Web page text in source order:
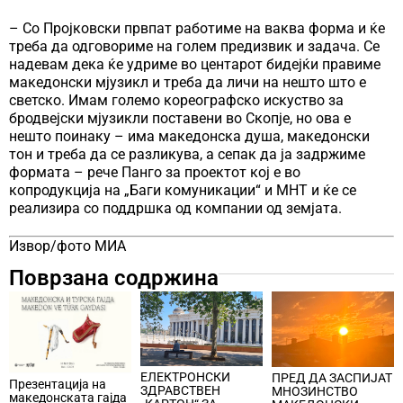
– Со Пројковски првпат работиме на ваква форма и ќе
треба да одговориме на голем предизвик и задача. Се
надевам дека ќе удриме во центарот бидејќи правиме
македонски мјузикл и треба да личи на нешто што е
светско. Имам големо кореографско искуство за
бродвејски мјузикли поставени во Скопје, но ова е
нешто поинаку – има македонска душа, македонски
тон и треба да се разликува, а сепак да ја задржиме
формата – рече Панго за проектот кој е во
копродукција на „Баги комуникации“ и МНТ и ќе се
реализира со поддршка од компании од земјата.
Извор/фото МИА
Поврзана содржина
Презентација на
македонската гајда
ЕЛЕКТРОНСКИ
ЗДРАВСТВЕН
ПРЕД ДА ЗАСПИЈАТ
МНОЗИНСТВО